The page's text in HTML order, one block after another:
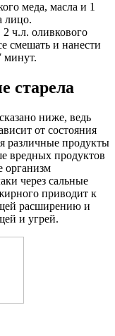
меда, масла и 1
лицо.
ч.л. оливкового
смешать и нанести
минут.
старела
ниже, ведь
от состояния
различные продукты
вредных продуктов
организм
через сальные
приводит к
расширению и
и угрей.